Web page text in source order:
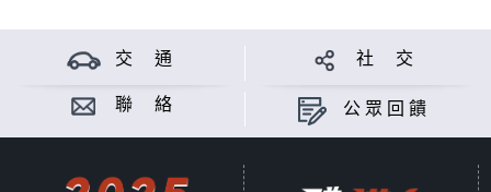
交 通 社 交
聯 絡 公眾回饋